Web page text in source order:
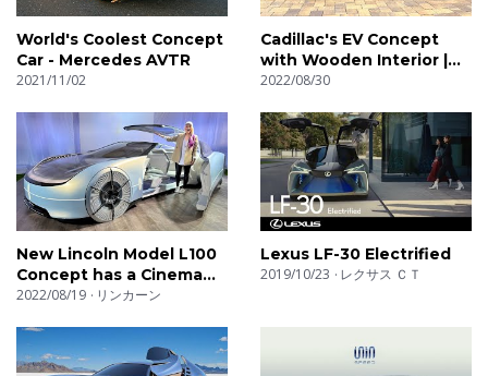
World's Coolest Concept
Car - Mercedes AVTR
2021/11/02
Cadillac's EV Concept
with Wooden Interior |
Celestiq
2022/08/30
New Lincoln Model L100
Concept has a Cinema
Floor
2022/08/19 リンカーン
Lexus LF-30 Electrified
2019/10/23 レクサス ＣＴ